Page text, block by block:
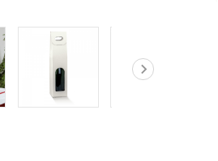
chevron_right